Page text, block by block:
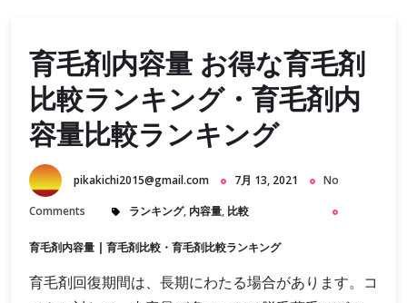
育毛剤内容量 お得な育毛剤
比較ランキング・育毛剤内
容量比較ランキング
pikakichi2015@gmail.com 7月 13, 2021
No
Comments
ランキング, 内容量, 比較
育毛剤内容量 | 育毛剤比較・育毛剤比較ランキング
育毛剤回復期間は、長期にわたる場合があります。コ